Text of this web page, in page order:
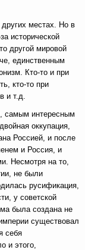
местах. Но в
исторической
другой мировой
единственным
Кто-то и при
кто-то при
и т.д.
самым интересным
оккупация,
Россией, и после
и Россия, и
Несмотря на то,
не были
русификация,
у советской
была создана не
существовал
себя
и этого,